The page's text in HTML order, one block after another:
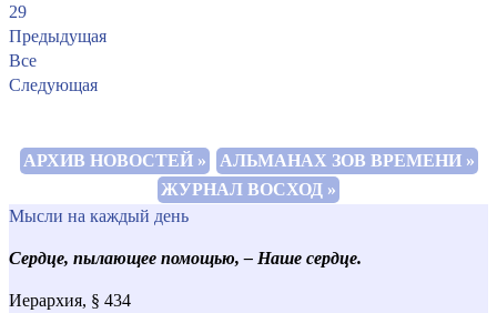
29
Предыдущая
Все
Следующая
АРХИВ НОВОСТЕЙ »
АЛЬМАНАХ ЗОВ ВРЕМЕНИ »
ЖУРНАЛ ВОСХОД »
Мысли на каждый день
Сердце, пылающее помощью, – Наше сердце.
Иерархия, § 434